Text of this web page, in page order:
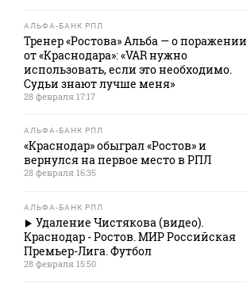
АЛЬФА-БАНК РПЛ
Тренер «Ростова» Альба — о поражении
от «Краснодара»: «VAR нужно
использовать, если это необходимо.
Судьи знают лучше меня»
28 февраля 17:17
АЛЬФА-БАНК РПЛ
«Краснодар» обыграл «Ростов» и
вернулся на первое место в РПЛ
28 февраля 16:35
АЛЬФА-БАНК РПЛ
Удаление Чистякова (видео).
Краснодар - Ростов. МИР Российская
Премьер-Лига. Футбол
28 февраля 15:50